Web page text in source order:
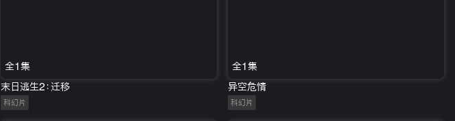
全1集
末日逃生2：迁移
科幻片
全1集
异空危情
科幻片